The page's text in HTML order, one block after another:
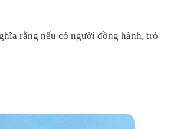
rằng nếu có người đồng hành, trò